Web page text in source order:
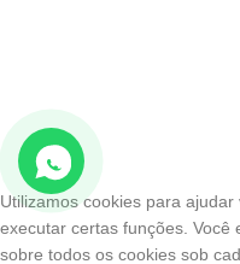
Av. Francisco Matarazzo, nº
– CEP 05001-000 .
Utilizamos cookies para
executar certas funções.
sobre todos os cookies sob